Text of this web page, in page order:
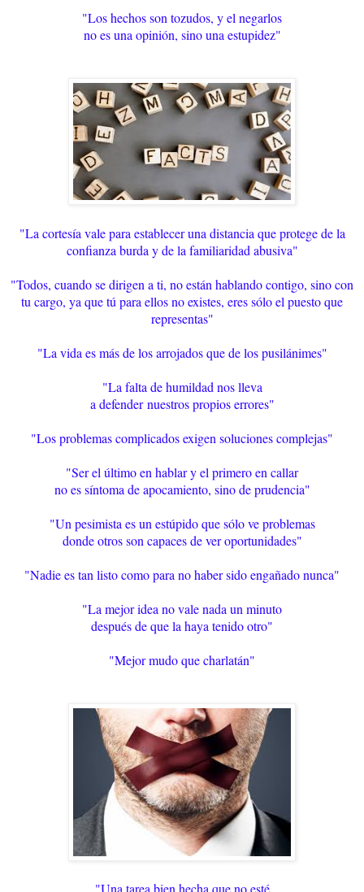
"Los hechos son tozudos, y el negarlos
no es una opinión, sino una estupidez"
"La cortesía vale para establecer una distancia que protege de la
confianza burda y de la familiaridad abusiva"
"Todos, cuando se dirigen a ti, no están hablando contigo, sino con
tu cargo, ya que tú para ellos no existes, eres sólo el puesto que
representas"
"La vida es más de los arrojados que de los pusilánimes"
"La falta de humildad nos lleva
a defendernuestros propios errores"
"Los problemas complicados exigen soluciones complejas"
"Ser el último en hablar y el primero en callar
no es síntoma de apocamiento, sino de prudencia"
"Un pesimista es un estúpido que sólo ve problemas
donde otros son capaces de ver oportunidades"
"Nadie es tan listo como para no haber sido engañado nunca"
"La mejor idea no vale nada un minuto
después de que la haya tenido otro"
"Mejor mudo que charlatán"
"Una tarea bien hecha que no esté